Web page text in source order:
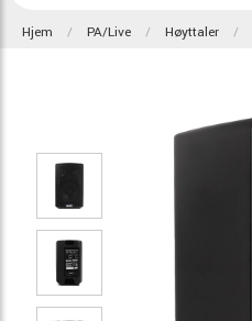
Hjem PA/Live Høyttaler